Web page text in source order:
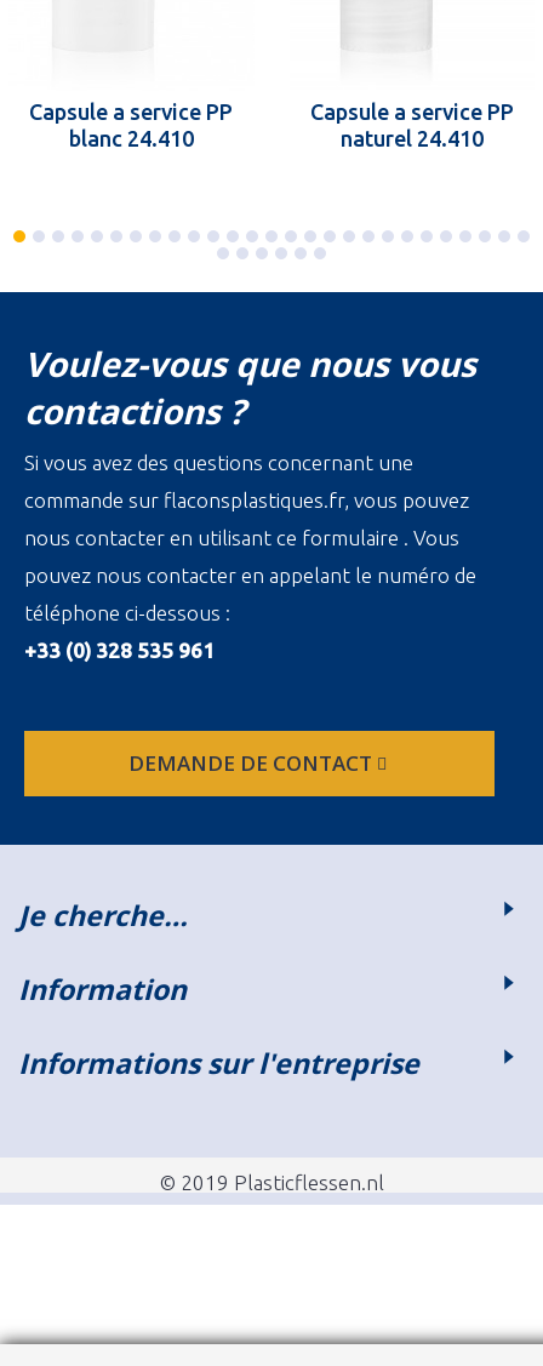
Capsule a service PP
blanc 24.410
Capsule a service PP
naturel 24.410
Voulez-vous que nous vous
contactions ?
Si vous avez des questions concernant une
commande sur flaconsplastiques.fr, vous pouvez
nous contacter en utilisant ce formulaire . Vous
pouvez nous contacter en appelant le numéro de
téléphone ci-dessous :
+33 (0) 328 535 961
DEMANDE DE CONTACT
Je cherche…
Information
Informations sur l'entreprise
© 2019 Plasticflessen.nl